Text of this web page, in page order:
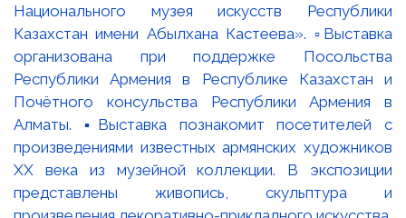
Национального музея искусств Республики
Казахстан имени Абылхана Кастеева». ▫️Выставка
организована при поддержке Посольства
Республики Армения в Республике Казахстан и
Почётного консульства Республики Армения в
Алматы. ▪️Выставка познакомит посетителей с
произведениями известных армянских художников
XX века из музейной коллекции. В экспозиции
представлены живопись, скульптура и